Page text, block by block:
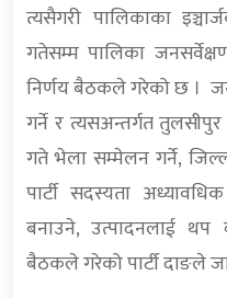
त्यसैगरी पालिकाका
गतेसम्म पालिका
निर्णय बैठकले गरेको छ ।
गर्ने र त्यसअन्तर्गत
गते भेला सम्मेलन गर्ने,
पार्टी सदस्यता
बनाउने, उत्पादनलाई थप
बैठकले गरेको पार्टी दाङले